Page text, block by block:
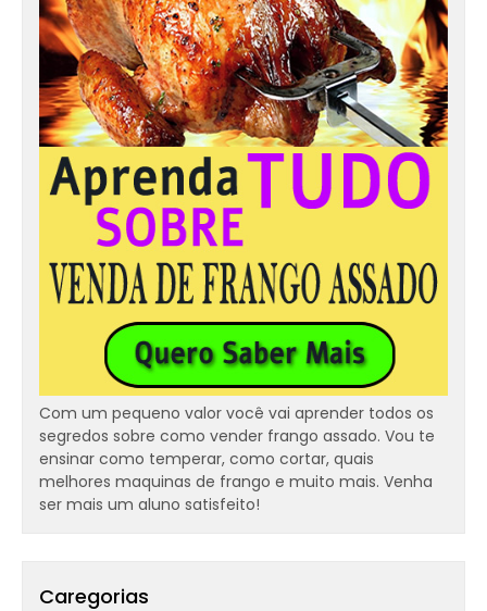
Com um pequeno valor você vai aprender todos os
segredos sobre como vender frango assado. Vou te
ensinar como temperar, como cortar, quais
melhores maquinas de frango e muito mais. Venha
ser mais um aluno satisfeito!
Caregorias